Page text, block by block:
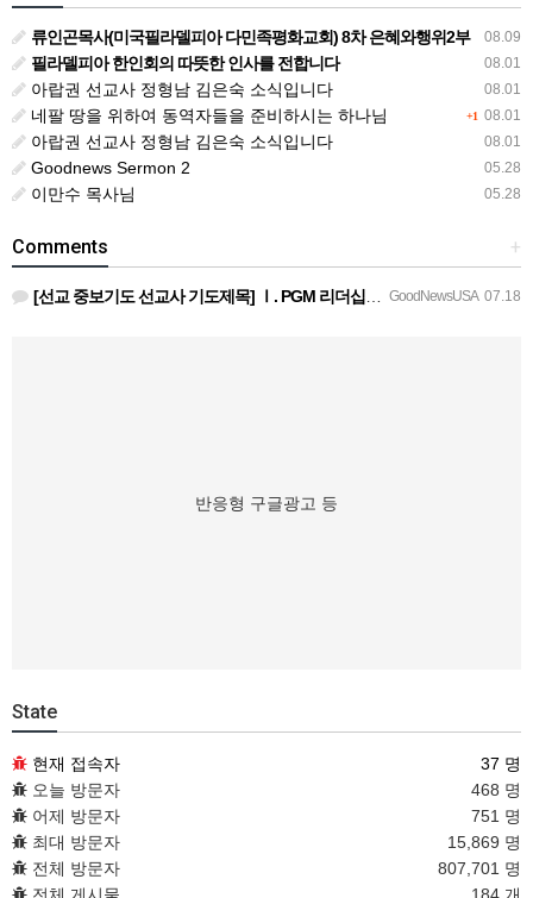
08.09
류인곤목사(미국필라델피아 다민족평화교회) 8차 은혜와행위2부
08.01
필라델피아 한인회의 따뜻한 인사를 전합니다
08.01
아랍권 선교사 정형남 김은숙 소식입니다
+1 08.01
네팔 땅을 위하여 동역자들을 준비하시는 하나님
08.01
아랍권 선교사 정형남 김은숙 소식입니다
05.28
Goodnews Sermon 2
05.28
이만수 목사님
+
Comments
GoodNewsUSA 07.18
[선교 중보기도 선교사 기도제목] Ⅰ. PGM 리더십을 위한 중보기도 호성기 국제대표님과 정책이사진, 본부장…
반응형 구글광고 등
State
현재 접속자
37 명
오늘 방문자
468 명
어제 방문자
751 명
최대 방문자
15,869 명
전체 방문자
807,701 명